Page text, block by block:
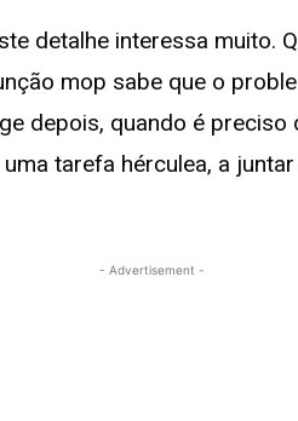
detalhe interessa muito.
mop sabe que o
depois, quando é
tarefa hérculea, a
- Advertisement -